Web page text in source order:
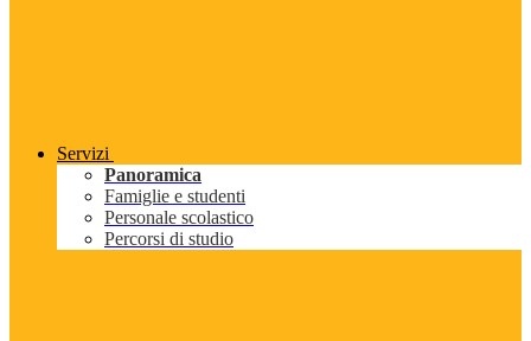
Servizi
Panoramica
Famiglie e studenti
Personale scolastico
Percorsi di studio